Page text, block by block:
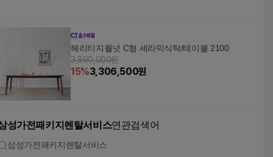
헤리티지월넛 C형 세라믹식탁/테이블 2100
3,890,000원
15%3,306,500원
성가전패키지렌탈서비스연관검색어
삼성가전패키지렌탈서비스